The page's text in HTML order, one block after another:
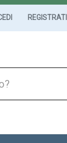
REGISTRATI